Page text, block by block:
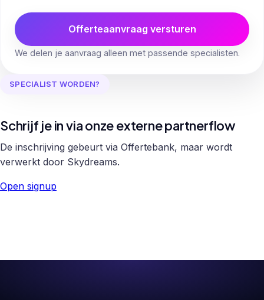
Offerteaanvraag versturen
We delen je aanvraag alleen met passende specialisten.
SPECIALIST WORDEN?
Schrijf je in via onze externe partnerflow
De inschrijving gebeurt via Offertebank, maar wordt
verwerkt door Skydreams.
Open signup